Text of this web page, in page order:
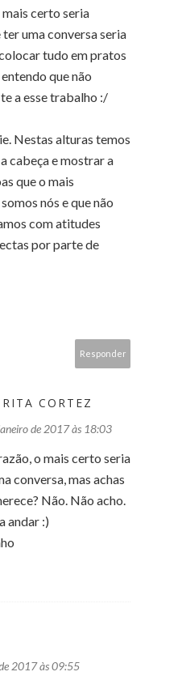
certo seria
uma conversa seria
tudo em pratos
que não
a esse trabalho :/
Nestas alturas temos
cabeça e mostrar a
que o mais
nós e que não
com atitudes
por parte de
Responder
CORTEZ
de 2017 às 18:03
o mais certo seria
conversa, mas achas
Não. Não acho.
andar :)
2017 às 09:55